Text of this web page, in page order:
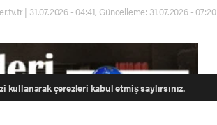
| 31.07.2026 - 04:41, Güncelleme: 31.07.2026 - 07:20
çerezleri kabul etmiş saylırsınız.